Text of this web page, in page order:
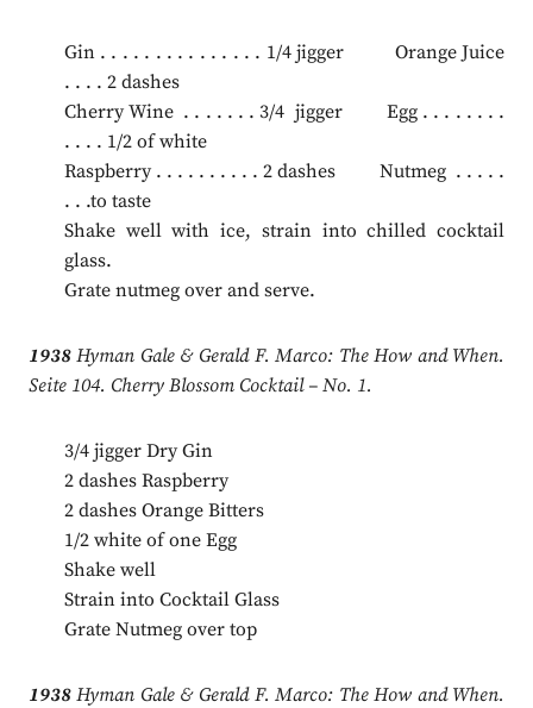
Gin . . . . . . . . . . . . . . . 1/4 jigger Orange Juice
. . . . 2 dashes
Cherry Wine . . . . . . . 3/4 jigger Egg . . . . . . . .
. . . . 1/2 of white
Raspberry . . . . . . . . . . 2 dashes Nutmeg . . . . .
. . .to taste
Shake well with ice, strain into chilled cocktail
glass.
Grate nutmeg over and serve.
1938Hyman Gale & Gerald F. Marco: The How and When.
Seite 104. Cherry Blossom Cocktail – No. 1.
3/4 jigger Dry Gin
2 dashes Raspberry
2 dashes Orange Bitters
1/2 white of one Egg
Shake well
Strain into Cocktail Glass
Grate Nutmeg over top
1938Hyman Gale & Gerald F. Marco: The How and When.